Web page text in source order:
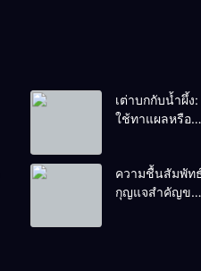
เต่าบกกับน้ำผึ้ง:
ใช้ทาแผลหรือ
ความชื้นสัมพัท
กุญแจสำคัญของ